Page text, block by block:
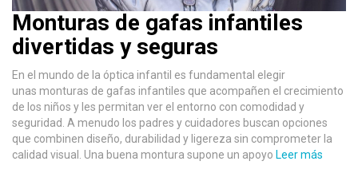
Monturas de gafas infantiles
divertidas y seguras
En el mundo de la óptica infantil es fundamental elegir
unas monturas de gafas infantiles que acompañen el crecimiento
de los niños y les permitan ver el entorno con comodidad y
seguridad. A menudo los padres y cuidadores buscan opciones
que combinen diseño, durabilidad y ligereza sin comprometer la
calidad visual. Una buena montura supone un apoyo Leer más